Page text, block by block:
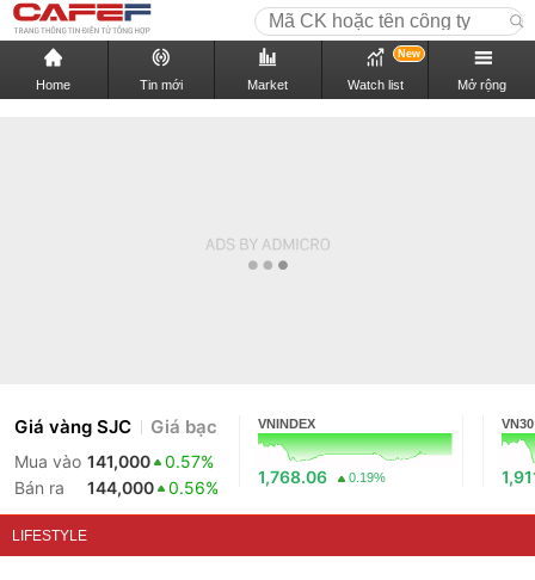
Home Tin mới Market Watch list
New
Mở rộng
Giá vàng SJC Giá bạc
Mua vào 141,000
0.57%
Bán ra
144,000 0.56%
VNINDEX
1,768.06 0.19%
VN30
LIFESTYLE